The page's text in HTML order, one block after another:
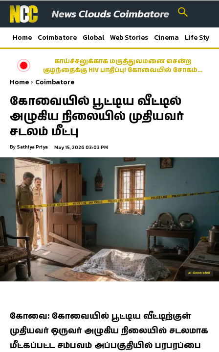
Home Coimbatore Global Web Stories Cinema Life Style
காய்ச்சலுக்காக மருத்துவமனை சென்ற
குழந்தைக்கு HIV பாதிப்பு! கோவையில் சோகம்…
Home Coimbatore
கோவையில் பூட்டிய வீட்டில்
அழுகிய நிலையில் முதியவர்
சடலம் மீட்பு
By Sathiya Priya May 15, 2026 03:03 PM
கோவை: கோவையில் பூட்டிய வீட்டிற்குள்
முதியவர் ஒருவர் அழுகிய நிலையில் சடலமாக
மீட்கப்பட்ட சம்பவம் அப்பகுதியில் பரபரப்பை